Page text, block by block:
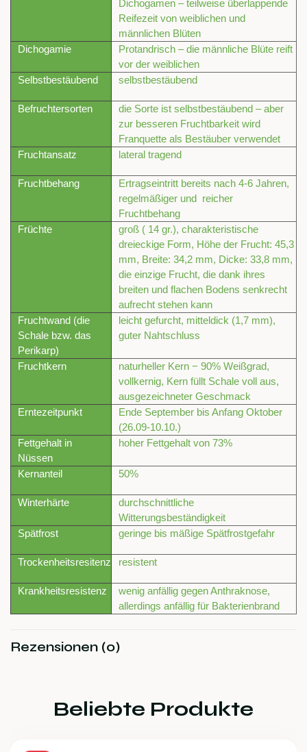
Dichogamen – teilweise überlappende
Reifezeit von weiblichen und
männlichen Blüten
Dichogamie
Protandrisch – die männliche Blüte reift
vor der weiblichen
Selbstbestäubend
selbstbestäubend
Befruchtersorten
die Sorte ist selbstbestäubend – aber
zur besseren Fruchtbarkeit wird
Franquette als Bestäuber verwendet
Fruchtansatz
lateral tragend
Fruchtbehang
Ertragseintritt bereits nach 4-6 Jahren,
regelmäßiger und reicher
Fruchtbehang
Früchte
groß ( 14 gr.), charakteristische
dreieckige Form, Höhe der Frucht: 45,3
mm, Breite: 34,2 mm, Dicke: 33,8 mm,
die einzige Frucht, die dank ihres
breiten und flachen Bodens senkrecht
aufrecht stehen kann
Fruchtwand (die
Schale bzw. das
Perikarp)
leicht gefurcht, mitteldick (1,7 mm),
guter Nahtschluss
Fruchtkern
naturheller Kern − 90% Weißgrad,
vollkernig, Kern füllt Schale voll aus,
ausgezeichneter Geschmack
Erntezeitpunkt
Ende September bis Anfang Oktober
(26.09-10.10.)
Fettgehalt in
Nüssen
hoher Fettgehalt von 73%
Kernanteil 50%
Winterhärte
durchschnittliche
Witterungsbeständigkeit
Spätfrost
geringe bis mäßige Spätfrostgefahr
Trockenheitsresitenz resistent
Krankheitsresistenz
wenig anfällig gegen Anthraknose,
allerdings anfällig für Bakterienbrand
Rezensionen (0)
Beliebte Produkte